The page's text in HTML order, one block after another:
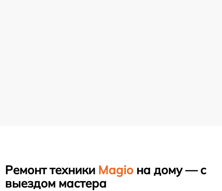
Ремонт техники Magio на дому — с
выездом мастера